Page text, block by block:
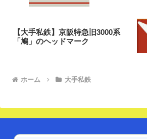
【大手私鉄】京阪特急旧3000系
「鳩」のヘッドマーク
ホーム 大手私鉄